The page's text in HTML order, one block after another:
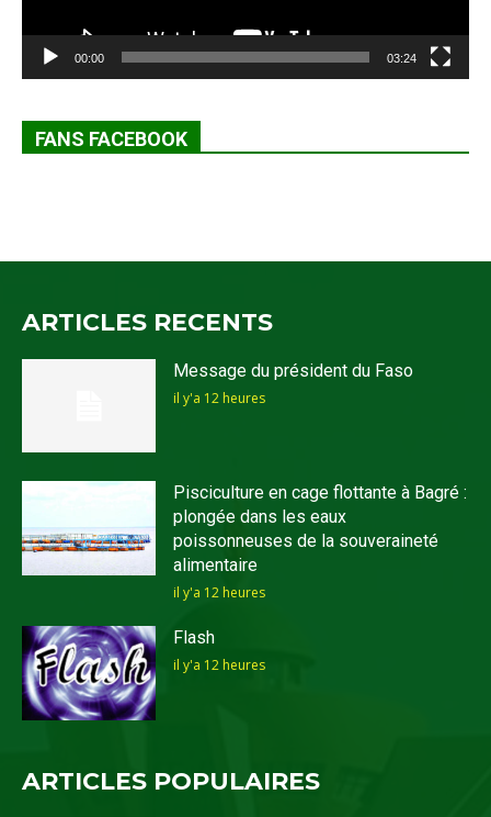
00:00 03:24
FANS FACEBOOK
ARTICLES RECENTS
Message du président du Faso
il y'a 12 heures
Pisciculture en cage flottante à Bagré :
plongée dans les eaux
poissonneuses de la souveraineté
alimentaire
il y'a 12 heures
Flash
il y'a 12 heures
ARTICLES POPULAIRES